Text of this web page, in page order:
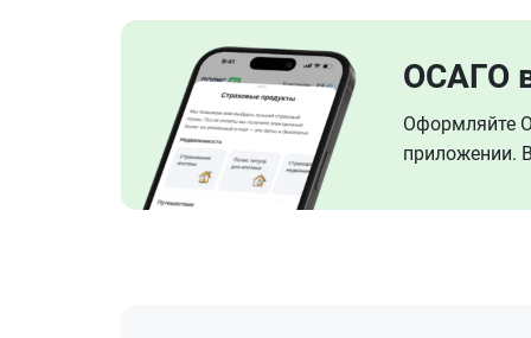
ОСАГО
Оформляйте
приложении.